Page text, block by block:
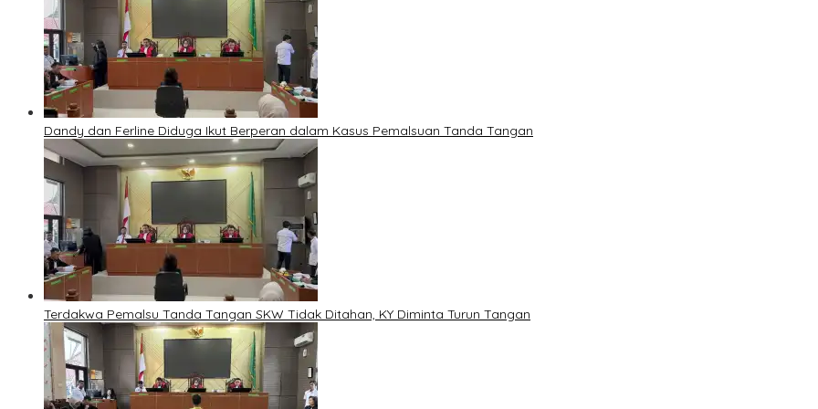
Dandy dan Ferline Diduga Ikut Berperan dalam Kasus Pemalsuan Tanda Tangan
Terdakwa Pemalsu Tanda Tangan SKW Tidak Ditahan, KY Diminta Turun Tangan